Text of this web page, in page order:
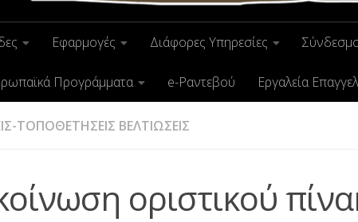
Εφαρμογές Διάφορες Υπηρεσίες
Προγράμματα e-Ραντεβού Εργαλεία
ΤΟΠΟΘΕΤΗΣΕΙΣ ΒΕΛΤΙΩΣΕΙΣ
οριστικού